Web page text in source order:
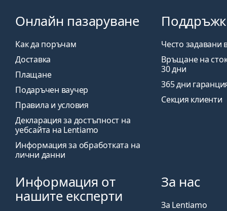
Онлайн пазаруване
Как да поръчам
Доставка
Плащане
Подаръчен ваучер
Правила и условия
Декларация за достъпност на
уебсайта на Lentiamo
Информация за обработката на
лични данни
Често задавани
Връщане на
30 дни
365 дни
Секция клиенти
Информация от
нашите експерти
За нас
За Lentiamo